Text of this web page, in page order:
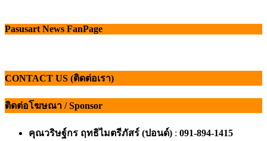
Pasusart News FanPage
CONTACT US (ติดต่อเรา)
ติดต่อโฆษณา / Sponsor
คุณวริษฐ์กร ฤทธิไมตรีภัสร์ (ปอนด์) : 091-894-1415